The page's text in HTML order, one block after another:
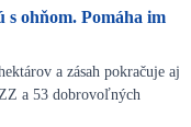
s ohňom. Pomáha im
a zásah pokračuje aj
a 53 dobrovoľných